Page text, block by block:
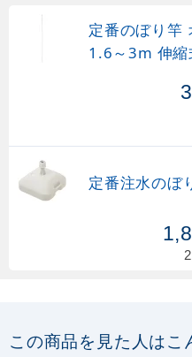
定番のぼり竿
1.6～3m 伸
定番注水のぼ
1.6～3m 伸
この商品を見た人は